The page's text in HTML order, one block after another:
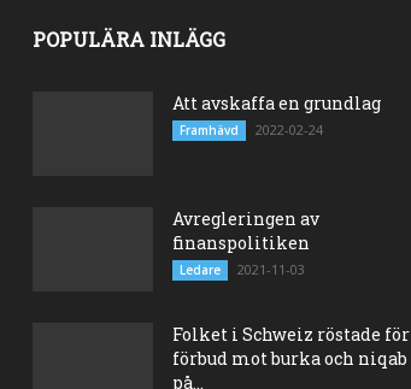
POPULÄRA INLÄGG
Att avskaffa en grundlag
Framhävd 2022-02-24
Avregleringen av
finanspolitiken
Ledare 2021-11-03
Folket i Schweiz röstade för
förbud mot burka och niqab
på...